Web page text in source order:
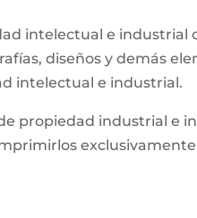
intelectual e industrial
diseños y demás
intelectual e industrial.
propiedad industrial e